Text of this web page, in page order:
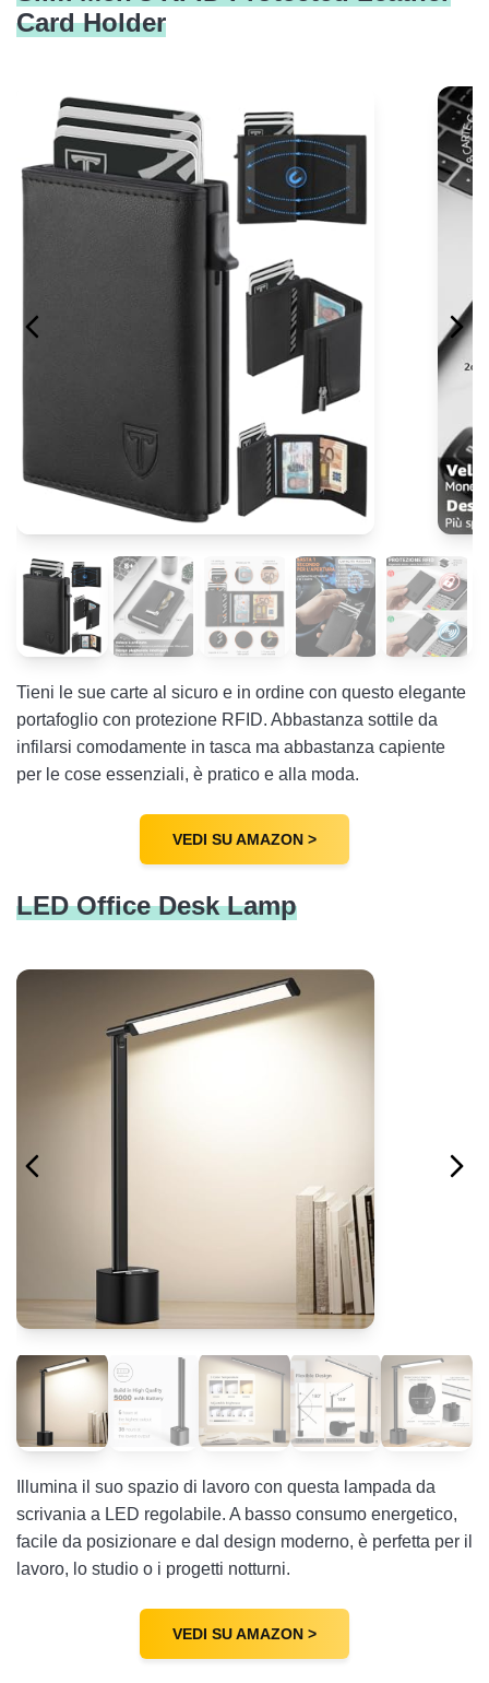
Card Holder
Tieni le sue carte al sicuro e in ordine con questo elegante
portafoglio con protezione RFID. Abbastanza sottile da
infilarsi comodamente in tasca ma abbastanza capiente
per le cose essenziali, è pratico e alla moda.
VEDI SU AMAZON >
LED Office Desk Lamp
Illumina il suo spazio di lavoro con questa lampada da
scrivania a LED regolabile. A basso consumo energetico,
facile da posizionare e dal design moderno, è perfetta per il
lavoro, lo studio o i progetti notturni.
VEDI SU AMAZON >